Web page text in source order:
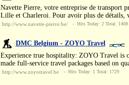
Navette Pierre, votre entreprise de transport
Lille et Charleroi. Pour avoir plus de détails,
http://www.navette-pierre.be/ - Hits Today: 2 Total: 1408
DMC Belgium - ZOYO Travel
Experience true hospitality: ZOYO Travel is
made full-service travel packages based on
http://www.zoyotravel.be - Hits Today: 1 Total: 1729